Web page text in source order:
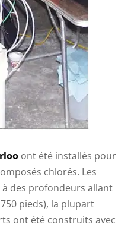
ont été installés pour
chlorés. Les
des profondeurs allant
pieds), la plupart
ont été construits avec